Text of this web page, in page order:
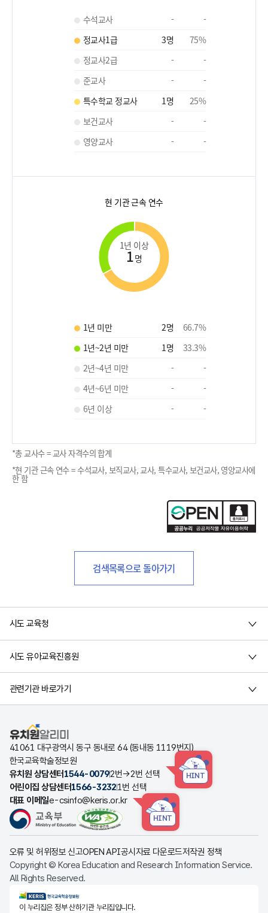
수석교사 -
-
정교사1급
3명 75%
정교사2급
-
-
준교사
-
-
특수학교 정교사
1명 25%
보건교사
-
-
영양교사
- -
현 기관 근속 연수
1년 이상
1명
1년 미만 2명 66.7%
1년~2년 미만
1명 33.3%
2년~4년 미만
-
-
4년~6년 미만
-
-
6년 이상
- -
*총 교사수 = 교사 자격수의 합계
*현 기관 근속 연수 = 수석교사, 보직교사, 교사, 특수교사, 보건교사, 영양교사에
한 함
검색목록으로 돌아가기
시도 교육청
시도 유아교육진흥원
관련기관 바로가기
유치원알리미
41061 대구광역시 동구 동내로 64 (동내동 1119번지)
한국교육학술정보원
유치원 상담센터 1544-00792번→2번 선택 HINT
어린이집 상담센터1566-32321번 선택
대표 이메일e-csinfo@keris.or.kr
HINT
오류 및 허위정보 신고OPEN API공시자료 다운로드저작권 정책
Copyright © Korea Education and Research Information Service.
All Rights Reserved.
KERIS한국교육학술정보원
이 누리집은 정부 산하기관 누리집입니다.